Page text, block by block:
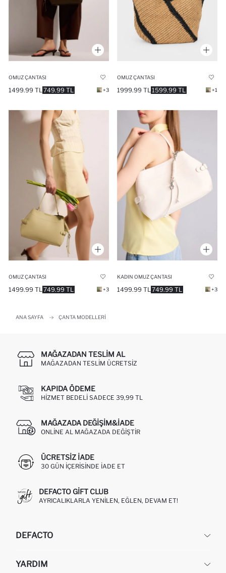
OMUZ ÇANTASI
749.99 TL
1499.99 TL +3
OMUZ ÇANTASI
1599.99 TL
1999.99 TL +1
OMUZ ÇANTASI
749.99 TL
1499.99 TL +3
KADIN OMUZ ÇANTASI
749.99 TL
1499.99 TL +3
ANA SAYFA ÇANTA MODELLERI
MAĞAZADAN TESLIM AL
MAĞAZADAN TESLIM ÜCRETSIZ
KAPIDA ÖDEME
HIZMET BEDELI SADECE 39,99 TL
MAĞAZADA DEĞIŞIM&İADE
ONLINE AL MAĞAZADA DEĞIŞTIR
ÜCRETSIZ IADE
30 GÜN IÇERISINDE IADE ET
DEFACTO GIFT CLUB
AYRICALIKLARLA YENILEN, EĞLEN, DEVAM ET!
DEFACTO
HAKKIMIZDA
YARDIM